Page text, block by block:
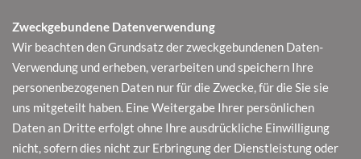
Zweckgebundene Datenverwendung
Wir beachten den Grundsatz der zweckgebundenen Daten-
Verwendung und erheben, verarbeiten und speichern Ihre
personenbezogenen Daten nur für die Zwecke, für die Sie sie
uns mitgeteilt haben. Eine Weitergabe Ihrer persönlichen
Daten an Dritte erfolgt ohne Ihre ausdrückliche Einwilligung
nicht, sofern dies nicht zur Erbringung der Dienstleistung oder